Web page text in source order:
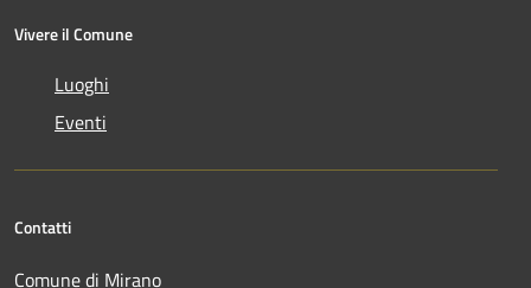
Vivere il Comune
Luoghi
Eventi
Contatti
Comune di Mirano